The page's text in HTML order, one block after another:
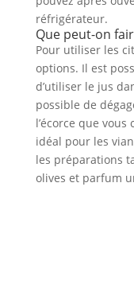
réfrigérateur.
Que peut-on
Pour utiliser les
options. Il est
d’utiliser le jus
possible de
l’écorce que
idéal pour les
les préparations
olives et parfum